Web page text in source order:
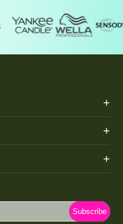
+
+
+
Subscribe